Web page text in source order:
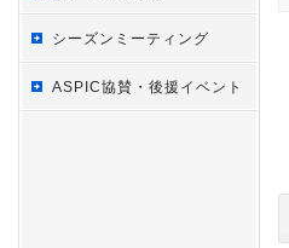
シーズンミーティング
ASPIC協賛・後援イベント